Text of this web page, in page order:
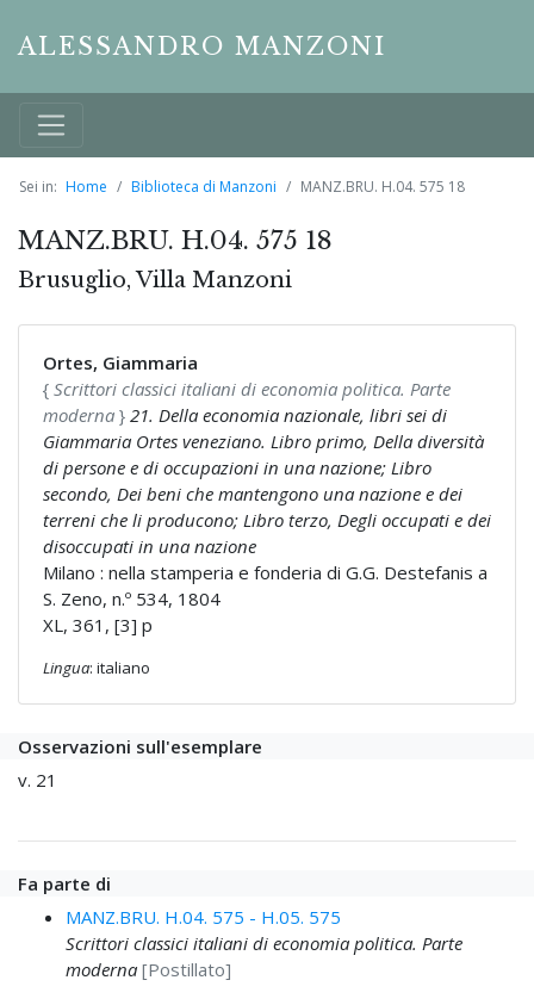
ALESSANDRO MANZONI
Sei in: Home Biblioteca di Manzoni MANZ.BRU. H.04. 575 18
MANZ.BRU. H.04. 575 18
Brusuglio, Villa Manzoni
Ortes, Giammaria
{ Scrittori classici italiani di economia politica. Parte
moderna } 21. Della economia nazionale, libri sei di
Giammaria Ortes veneziano. Libro primo, Della diversità
di persone e di occupazioni in una nazione; Libro
secondo, Dei beni che mantengono una nazione e dei
terreni che li producono; Libro terzo, Degli occupati e dei
disoccupati in una nazione
Milano : nella stamperia e fonderia di G.G. Destefanis a
S. Zeno, n.º 534, 1804
XL, 361, [3] p
Lingua: italiano
Osservazioni sull'esemplare
v. 21
Fa parte di
MANZ.BRU. H.04. 575 - H.05. 575
Scrittori classici italiani di economia politica. Parte
moderna [Postillato]